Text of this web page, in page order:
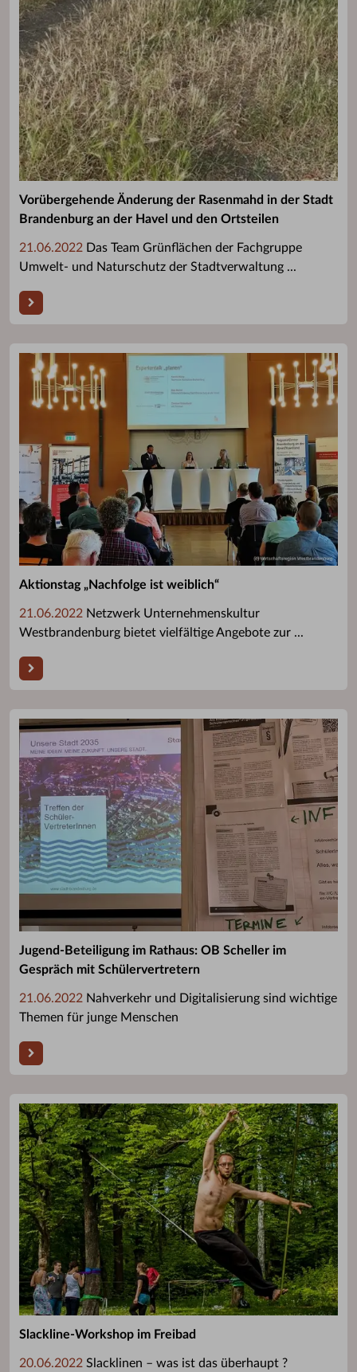
Vorübergehende Änderung der Rasenmahd in der Stadt
Brandenburg an der Havel und den Ortsteilen
21.06.2022 Das Team Grünflächen der Fachgruppe
Umwelt- und Naturschutz der Stadtverwaltung ...
Aktionstag „Nachfolge ist weiblich“
21.06.2022 Netzwerk Unternehmenskultur
Westbrandenburg bietet vielfältige Angebote zur ...
Jugend-Beteiligung im Rathaus: OB Scheller im
Gespräch mit Schülervertretern
21.06.2022 Nahverkehr und Digitalisierung sind wichtige
Themen für junge Menschen
Slackline-Workshop im Freibad
20.06.2022 Slacklinen – was ist das überhaupt ?